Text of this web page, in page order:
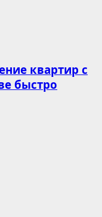
квартир с
быстро